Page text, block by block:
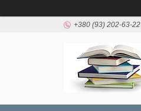
+380 (93) 202-63-22